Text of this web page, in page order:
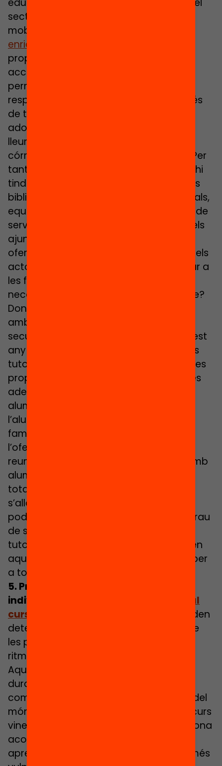
sector de serveis educatius… ja s’estan
mobilitzant per tal d’oferir un “
enriquit
propostes educatives de qualitat
accessibles per TOT l’alumnat i que
permentin
resposta a totes les necessitats. Després
de tres mesos de confinament, infants i
adolescents necessitaran activitats de
lleure educatiu que els permetin sortir,
córrer, jugar, socialitzar-se, aprendre… Per
tant, com cada estiu, el lleure educatiu hi
tindrà un rol fonamental, però també les
biblioteques, entitats esportives i culturals,
equipaments, cooperatives i empreses de
serveis educatius… És responsabilitat dels
ajuntaments planificar tota aquesta
oferta local coordinadament amb tots els
actors i centres educatius i fer-la arribar a
les famílies. Però, qui coneix millor les
necessitats educatives de cada alumne?
Doncs els seu tutor o tutora (coordinat
amb l’equip docent en el cas de
secundària). Per això pensem que, aquest
any més que mai, serà necessari que els
tutors dediquin un temps a pensar quines
propostes educatives poden ser les més
adequades per cadascun dels seus
alumnes, i els animin a participar-hi: a
l’alumne directament, però també a la
família si cal. Això voldrà dir estudiar bé
l’oferta existent i fer moltes trucades (o
reunions presencials, si es poden fer) amb
alumnat i famílies. Serà un gran esforç,
totalment d’acord. I molt possiblement
s’allargarà més enllà del 30 de juny per
poder-ne fer un seguiment, valorar el grau
de satisfacció… Però insistim en que els
tutors i tutores tenen un paper crucial en
aquest estiu de màximes oportunitats per
a tothom!
5. Preparar un pla d’acollida
individualitzat per cada alumne
per al
curs vinent
els tutors són qui millor poden
detectar les necessitats d’adaptació de
les propostes educatives en funció del
ritme d’aprenentatge de cada alumne.
Aquesta tasca ha estat imprescindible
durant el confinament, però si volem
compensar els mesos de desconnexió del
món escolar, cal planificar bé l’inici del curs
vinent. S’ha de garantir que es fa una bona
acollida i personalització dels
aprenentatges, sobretot de l’alumnat més